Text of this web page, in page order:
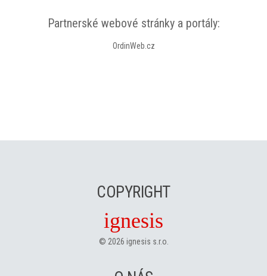
Partnerské webové stránky a portály:
OrdinWeb.cz
COPYRIGHT
ignesis
© 2026 ignesis s.r.o.